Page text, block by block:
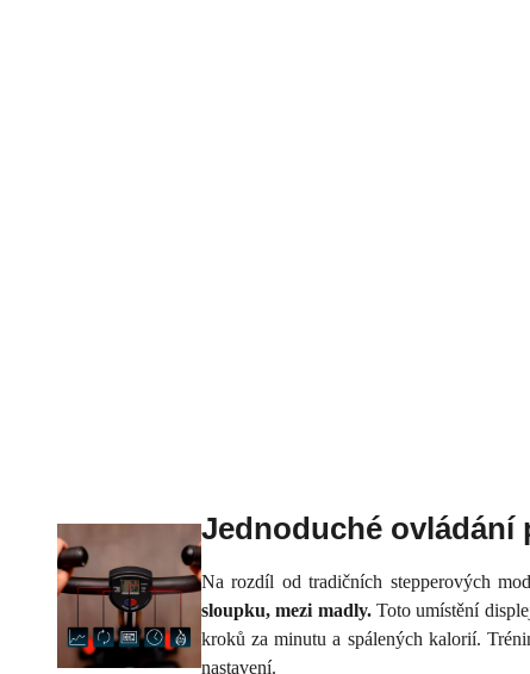
Jednoduché ovládání
Na rozdíl od tradičních stepperových
sloupku, mezi madly.Toto umístění
kroků za minutu a spálených kalorií.
nastavení.